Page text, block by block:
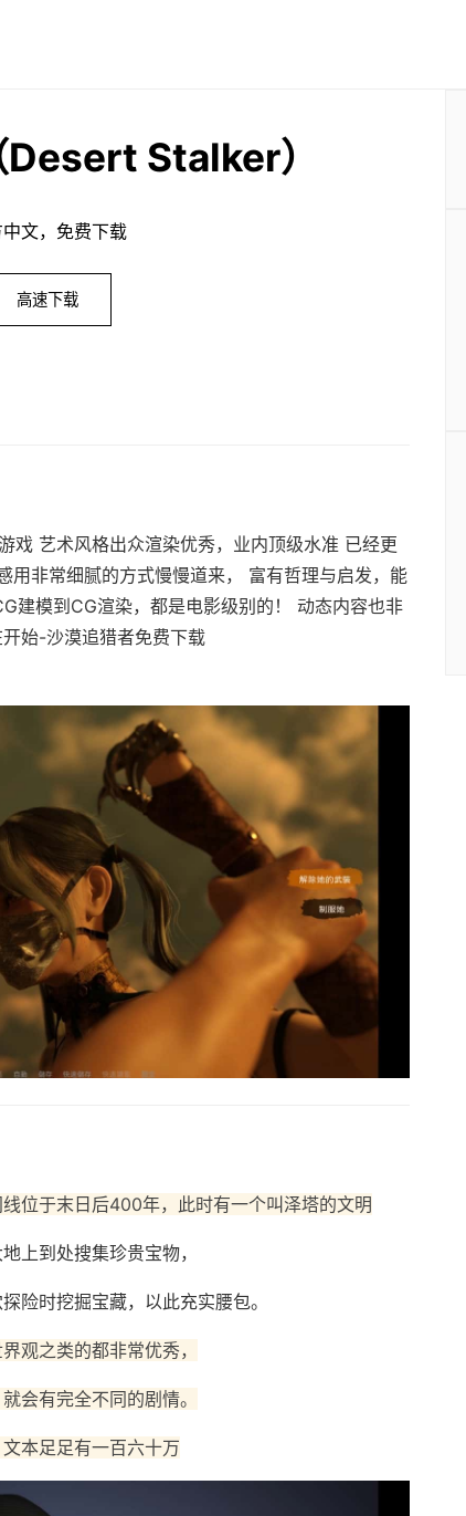
Stalker）
文，免费下载
高速下载
戏 艺术风格出众渲染优秀，业内顶级水准 已经更
用非常细腻的方式慢慢道来， 富有哲理与启发，能
建模到CG渲染，都是电影级别的！ 动态内容也非
始-沙漠追猎者免费下载
位于末日后400年，此时有一个叫泽塔的文明
上到处搜集珍贵宝物，
险时挖掘宝藏，以此充实腰包。
观之类的都非常优秀，
会有完全不同的剧情。
本足足有一百六十万